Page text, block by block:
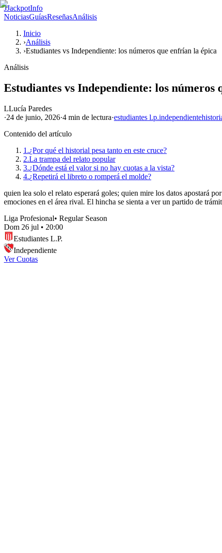
JJackpotInfo
NoticiasGuíasReseñasAnálisis
Inicio
›Análisis
›Estudiantes vs Independiente: los números que enfrían la épica
Análisis
Estudiantes vs Independiente: los números
LLucía Paredes
·24 de junio, 2026·4 min de lectura·estudiantes l.p.independiente
Contenido del artículo
1.¿Por qué el historial pesa tanto en este cruce?
2.La trampa del relato popular
3.¿Dónde está el valor si no hay cuotas a la vista?
4.¿Repetirá el libreto o romperá el molde?
quien lea solo el relato esperará goles; quien mire los datos apostará
emociones en el área rival. El hincha se sienta a ver un partido de
Liga Profesional• Regular Season
Dom 26 jul • 20:00
Estudiantes L.P.
Independiente
Ver Cuotas